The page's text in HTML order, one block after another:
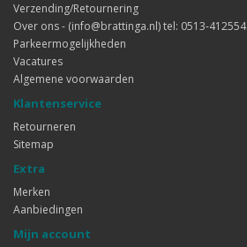
Verzending/Retournering
Over ons - (info@brattinga.nl) tel: 0513-412554
Parkeermogelijkheden
Vacatures
Algemene voorwaarden
Klantenservice
Retourneren
Sitemap
Extra
Merken
Aanbiedingen
Mijn account